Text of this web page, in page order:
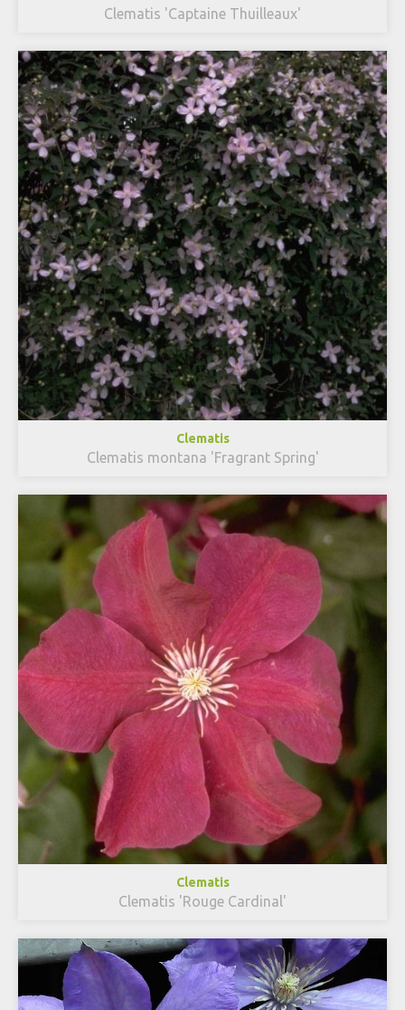
Clematis 'Captaine Thuilleaux'
Clematis
Clematis montana 'Fragrant Spring'
Clematis
Clematis 'Rouge Cardinal'